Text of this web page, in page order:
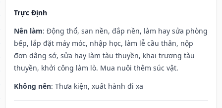
Trực Định
Nên làm: Động thổ, san nền, đắp nền, làm hay sửa phòng
bếp, lắp đặt máy móc, nhập học, làm lễ cầu thân, nộp
đơn dâng sớ, sửa hay làm tàu thuyền, khai trương tàu
thuyền, khởi công làm lò. Mua nuôi thêm súc vật.
Không nên: Thưa kiện, xuất hành đi xa